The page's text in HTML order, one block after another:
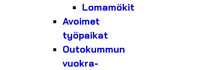
Lomamökit
Avoimet
työpaikat
Outokummun
vuokra-